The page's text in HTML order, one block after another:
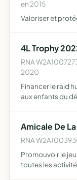
en 2015
Valoriser et
4L Trophy
RNA
2020
Financer le raid
aux enfants du
Amicale De
RNA
Promouvoir le
toutes les